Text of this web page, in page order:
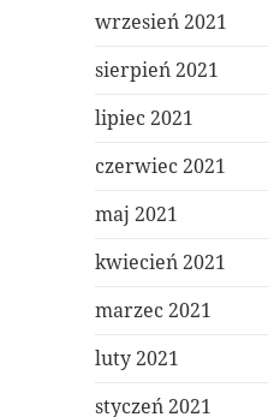
wrzesień 2021
sierpień 2021
lipiec 2021
czerwiec 2021
maj 2021
kwiecień 2021
marzec 2021
luty 2021
styczeń 2021